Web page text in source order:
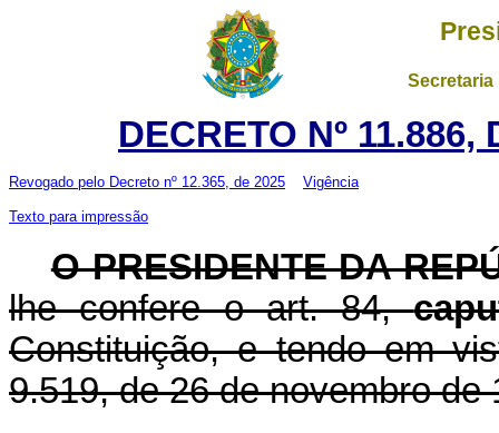
DECRETO Nº
Revogado pelo Decreto nº 12.365, de 2025 Vigência
Texto para impressão
O PRESIDENTE DA
lhe confere o art. 84,
Constituição, e tendo em
9.519, de 26 de novembro de